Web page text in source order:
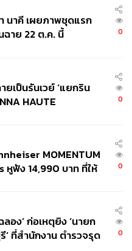
นาคี เผยภาพชุดแรก
าย 22 ต.ค. นี้
0
ยเป็นรันเวย์ ‘แยกริน
HAUTE
0
MOMENTUM
หูฟัง 14,990 บาท ที่ให้
0
อง’ ก่อเหตุยิง ‘นายก
’ ที่สำนักงาน ตำรวจรุด
0